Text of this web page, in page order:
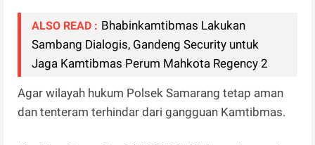
ALSO READ : Bhabinkamtibmas Lakukan
Sambang Dialogis, Gandeng Security untuk
Jaga Kamtibmas Perum Mahkota Regency 2
Agar wilayah hukum Polsek Samarang tetap aman
dan tenteram terhindar dari gangguan Kamtibmas.